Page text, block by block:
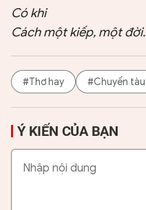
Có khi
Cách một kiếp, một đời.
#Thơ hay #Chuyến tàu
Ý KIẾN CỦA BẠN